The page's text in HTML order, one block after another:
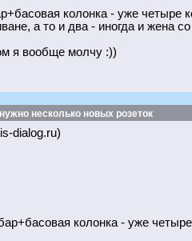
колонка - уже
а то и два - иногда и жена
я вообще молчу :))
несколько новых розеток
dialog.ru)
колонка - уже